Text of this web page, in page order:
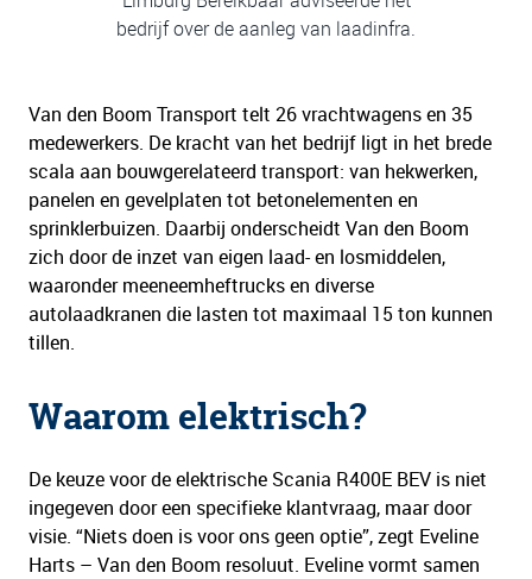
bedrijf over de aanleg van laadinfra.
Van den Boom Transport telt 26 vrachtwagens en 35
medewerkers. De kracht van het bedrijf ligt in het brede
scala aan bouwgerelateerd transport: van hekwerken,
panelen en gevelplaten tot betonelementen en
sprinklerbuizen. Daarbij onderscheidt Van den Boom
zich door de inzet van eigen laad- en losmiddelen,
waaronder meeneemheftrucks en diverse
autolaadkranen die lasten tot maximaal 15 ton kunnen
tillen.
Waarom elektrisch?
De keuze voor de elektrische Scania R400E BEV is niet
ingegeven door een specifieke klantvraag, maar door
visie. “Niets doen is voor ons geen optie”, zegt Eveline
Harts – Van den Boom resoluut. Eveline vormt samen